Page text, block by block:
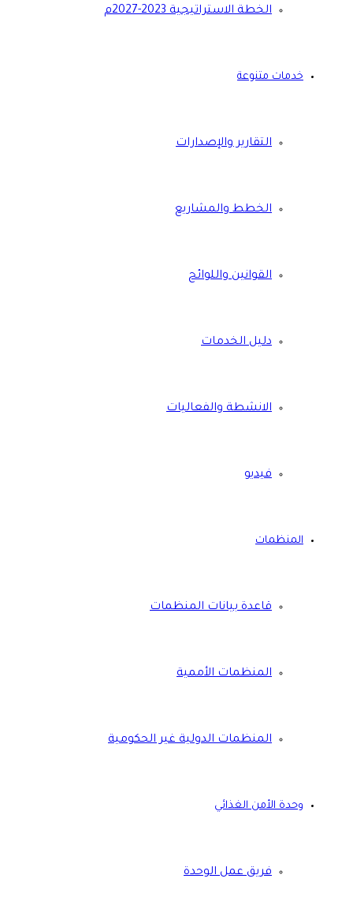
الخطة الاستراتيجية 2023-2027م
خدمات متنوعة
التقارير والإصدارات
الخطط والمشاريع
القوانين واللوائح
دليل الخدمات
الانشطة والفعاليات
فيديو
المنظمات
قاعدة بيانات المنظمات
المنظمات الأممية
المنظمات الدولية غير الحكومية
وحدة الأمن الغذائي
فريق عمل الوحدة